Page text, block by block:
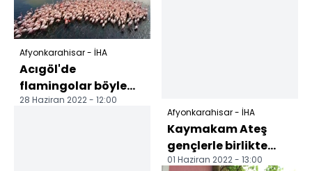
Afyonkarahisar - İHA
Acıgöl'de
flamingolar böyle
görüntülendi
28 Haziran 2022 - 12:00
Afyonkarahisar - İHA
Kaymakam Ateş
gençlerle birlikte
doğa yürüyüşü yaptı
01 Haziran 2022 - 13:00